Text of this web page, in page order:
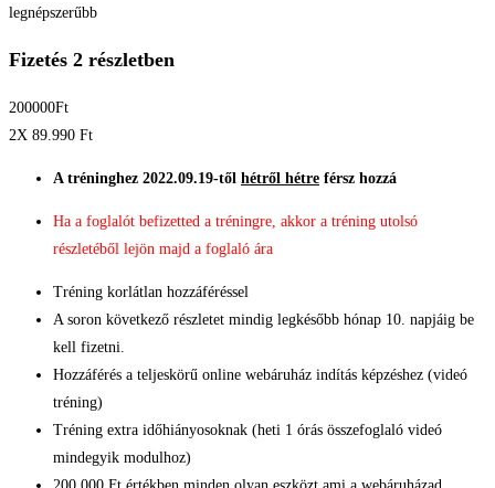
legnépszerűbb
Fizetés 2 részletben
200000Ft
2X 89.990 Ft
A tréninghez 2022.09.19-től hétről hétre férsz hozzá
Ha a foglalót befizetted a tréningre, akkor a tréning utolsó
részletéből lejön majd a foglaló ára
Tréning korlátlan hozzáféréssel
A soron következő részletet mindig legkésőbb hónap 10. napjáig be
kell fizetni.​
Hozzáférés a teljeskörű online webáruház indítás képzéshez (videó
tréning)​
Tréning extra időhiányosoknak (heti 1 órás összefoglaló videó
mindegyik modulhoz)​